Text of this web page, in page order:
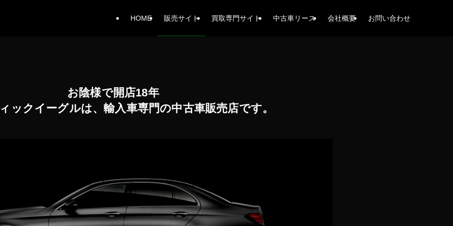
HOME 販売サイト 買取専門サイト 中古車リース 会社概要 お問い合わせ
お陰様で開店18年
ックイーグルは、輸入車専門の中古車販売店です。